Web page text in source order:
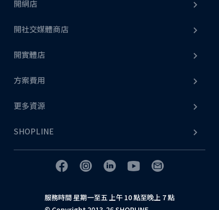
開網店
開社交媒體商店
開實體店
方案費用
更多資源
SHOPLINE
服務時間 星期一至五 上午 10 點至晚上 7 點